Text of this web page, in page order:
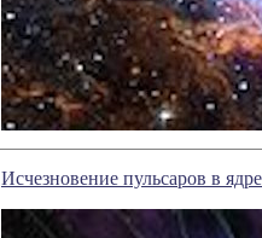
Исчезновение пульсаров в